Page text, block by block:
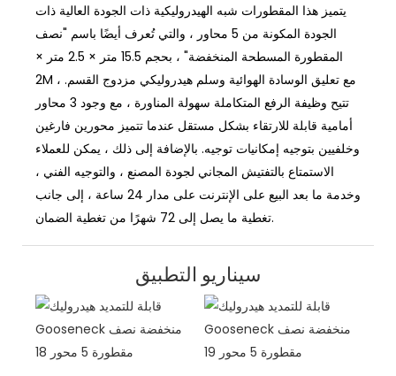
يتميز هذا المقطورات شبه الهيدروليكية ذات الجودة العالية ذات
الجودة المكونة من 5 محاور ، والتي تُعرف أيضًا باسم "نصف
المقطورة المسطحة المنخفضة" ، بحجم 15.5 متر × 2.5 متر ×
2M ، مع تعليق الوسادة الهوائية وسلم هيدروليكي مزدوج القسم.
تتيح وظيفة الرفع المتكاملة سهولة المناورة ، مع وجود 3 محاور
أمامية قابلة للارتقاء بشكل مستقل عندما تتميز محورين فارغين
وخلفيين بتوجيه إمكانيات توجيه. بالإضافة إلى ذلك ، يمكن للعملاء
الاستمتاع بالتفتيش المجاني لجودة المصنع ، والتوجيه الفني ،
وخدمة ما بعد البيع على الإنترنت على مدار 24 ساعة ، إلى جانب
تغطية ما يصل إلى 72 شهرًا من تغطية الضمان.
سيناريو التطبيق